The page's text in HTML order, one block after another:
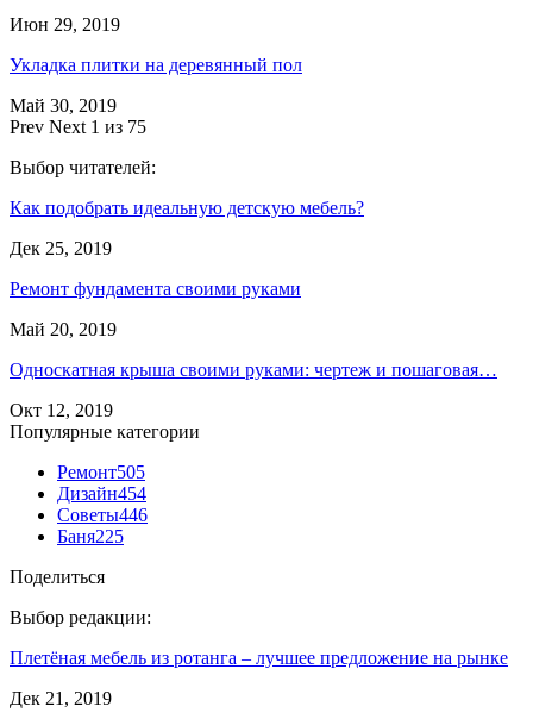
Июн 29, 2019
Укладка плитки на деревянный пол
Май 30, 2019
Prev Next 1 из 75
Выбор читателей:
Как подобрать идеальную детскую мебель?
Дек 25, 2019
Ремонт фундамента своими руками
Май 20, 2019
Односкатная крыша своими руками: чертеж и пошаговая…
Окт 12, 2019
Популярные категории
Ремонт505
Дизайн454
Советы446
Баня225
Поделиться
Выбор редакции:
Плетёная мебель из ротанга – лучшее предложение на рынке
Дек 21, 2019